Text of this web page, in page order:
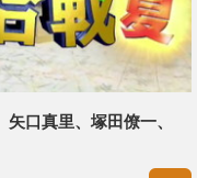
口真里、塚田僚一、